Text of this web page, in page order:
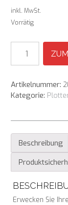
inkl. MwSt.
Vorrätig
Plotterdatei
Weinglas
Menge
Artikelnummer:
Kategorie:
Beschreibung
Erwecken Sie